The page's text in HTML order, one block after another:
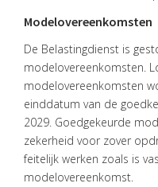
Modelovereenkomsten
De Belastingdienst is
modelovereenkomsten.
modelovereenkomsten
einddatum van de
2029. Goedgekeurde
zekerheid voor zover
feitelijk werken zoals is
modelovereenkomst.